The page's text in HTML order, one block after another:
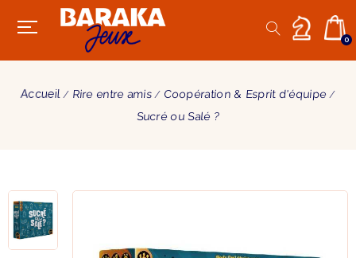
0
Accueil Rire entre amis
Coopération & Esprit d'équipe
Sucré ou Salé ?